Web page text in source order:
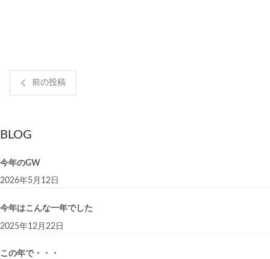
前の投稿
BLOG
今年のGW
2026年5月12日
今年はこんな一年でした
2025年12月22日
この年で・・・